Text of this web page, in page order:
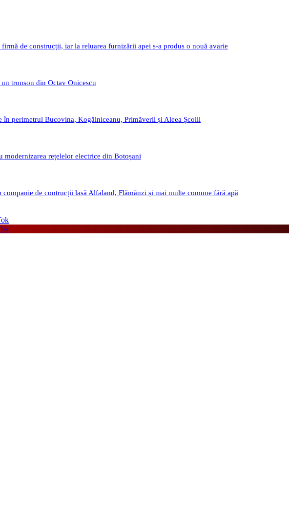
de construcții, iar la reluarea furnizării apei s-a produs o nouă avarie
tronson din Octav Onicescu
în perimetrul Bucovina, Kogălniceanu, Primăverii și Aleea Școlii
rețelelor electrice din Botoșani
de contrucții lasă Alfaland, Flămânzi și mai multe comune fără apă